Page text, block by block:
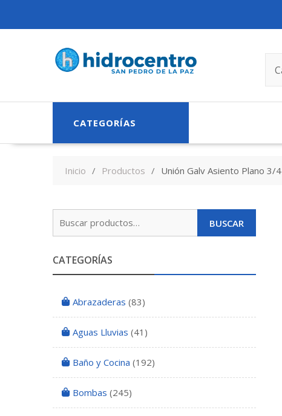
CATEGORÍAS
Inicio Productos Unión Galv Asiento Plano 3/4
BUSCAR
CATEGORÍAS
Abrazaderas (83)
Aguas Lluvias (41)
Baño y Cocina (192)
Bombas (245)